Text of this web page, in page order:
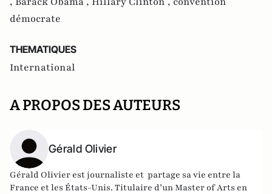
démocrate
THEMATIQUES
International
A PROPOS DES AUTEURS
Gérald Olivier
Gérald Olivier est journaliste et partage sa vie entre la
France et les États-Unis. Titulaire d’un Master of Arts en